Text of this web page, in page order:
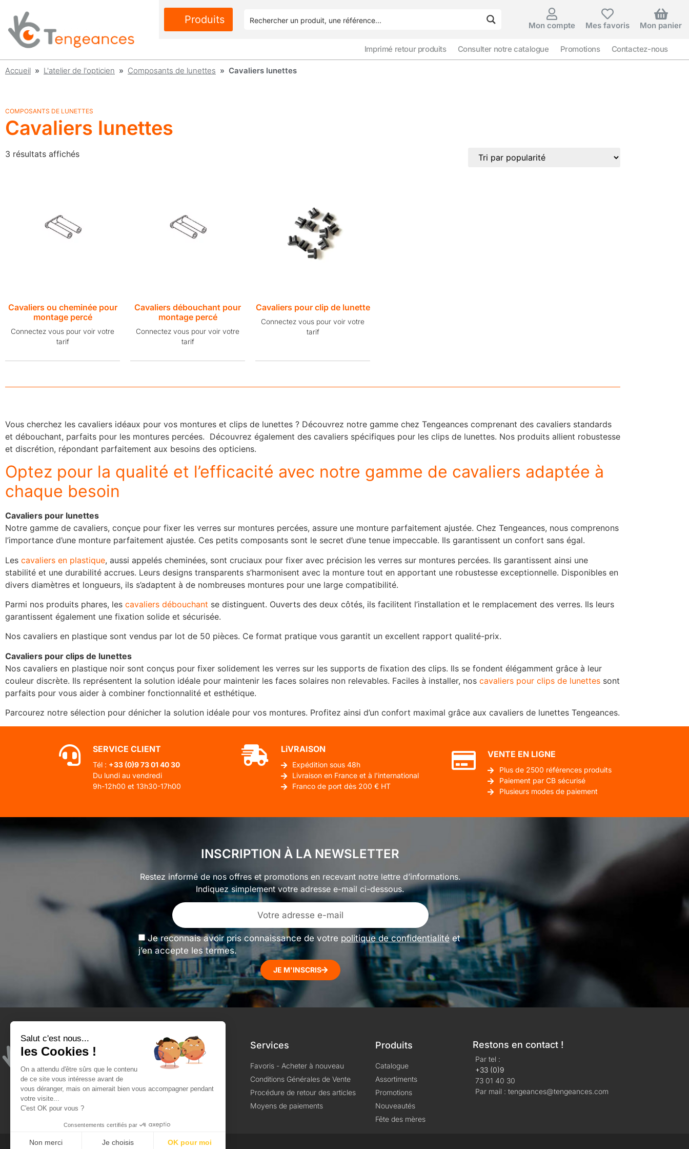
Produits Mon compte Mes favoris Mon panier
Imprimé retour produits Consulter notre catalogue Promotions Contactez-nous
Accueil » L'atelier de l'opticien » Composants de lunettes » Cavaliers lunettes
COMPOSANTS DE LUNETTES
Cavaliers lunettes
3 résultats affichés
Cavaliers ou cheminée pour
montage percé
Connectez vous pour voir votre
tarif
Cavaliers débouchant pour
montage percé
Connectez vous pour voir votre
tarif
Cavaliers pour clip de lunette
Connectez vous pour voir votre
tarif
Vous cherchez les cavaliers idéaux pour vos montures et clips de lunettes ? Découvrez notre gamme chez Tengeances comprenant des cavaliers standards
et débouchant, parfaits pour les montures percées. Découvrez également des cavaliers spécifiques pour les clips de lunettes. Nos produits allient robustesse
et discrétion, répondant parfaitement aux besoins des opticiens.
Optez pour la qualité et l’efficacité avec notre gamme de cavaliers adaptée à
chaque besoin
Cavaliers pour lunettes
Notre gamme de cavaliers, conçue pour fixer les verres sur montures percées, assure une monture parfaitement ajustée. Chez Tengeances, nous comprenons
l’importance d’une monture parfaitement ajustée. Ces petits composants sont le secret d’une tenue impeccable. Ils garantissent un confort sans égal.
Les cavaliers en plastique, aussi appelés cheminées, sont cruciaux pour fixer avec précision les verres sur montures percées. Ils garantissent ainsi une
stabilité et une durabilité accrues. Leurs designs transparents s’harmonisent avec la monture tout en apportant une robustesse exceptionnelle. Disponibles en
divers diamètres et longueurs, ils s’adaptent à de nombreuses montures pour une large compatibilité.
Parmi nos produits phares, les cavaliers débouchant se distinguent. Ouverts des deux côtés, ils facilitent l’installation et le remplacement des verres. Ils leurs
garantissent également une fixation solide et sécurisée.
Nos cavaliers en plastique sont vendus par lot de 50 pièces. Ce format pratique vous garantit un excellent rapport qualité-prix.
Cavaliers pour clips de lunettes
Nos cavaliers en plastique noir sont conçus pour fixer solidement les verres sur les supports de fixation des clips. Ils se fondent élégamment grâce à leur
couleur discrète. Ils représentent la solution idéale pour maintenir les faces solaires non relevables. Faciles à installer, nos cavaliers pour clips de lunettes sont
parfaits pour vous aider à combiner fonctionnalité et esthétique.
Parcourez notre sélection pour dénicher la solution idéale pour vos montures. Profitez ainsi d’un confort maximal grâce aux cavaliers de lunettes Tengeances.
SERVICE CLIENT
Tél : +33 (0)9 73 01 40 30
Du lundi au vendredi
9h-12h00 et 13h30-17h00
LiVRAISON
Expédition sous 48h
Livraison en France et à l'international
Franco de port dès 200 € HT
VENTE EN LIGNE
Plus de 2500 références produits
Paiement par CB sécurisé
Plusieurs modes de paiement
INSCRIPTION À LA NEWSLETTER
Restez informé de nos offres et promotions en recevant notre lettre d’informations.
Indiquez simplement votre adresse e-mail ci-dessous.
Je reconnais avoir pris connaissance de votre politique de confidentialité et
j’en accepte les termes.
JE M'INSCRIS
Tengeance et moi
Qui sommes-nous ?
Blog - ateliers de l'opticien
Services
Favoris - Acheter à nouveau
Conditions Générales de Vente
Procédure de retour des articles
Moyens de paiements
Produits
Catalogue
Assortiments
Promotions
Nouveautés
Fête des mères
Restons en contact !
Par tel :
+33 (0)9
73 01 40 30
Par mail : tengeances@tengeances.com
Salut c'est nous...
les Cookies !
On a attendu d'être sûrs que le contenu
de ce site vous intéresse avant de
vous déranger, mais on aimerait bien vous accompagner pendant
votre visite...
C'est OK pour vous ?
Consentements certifiés par
Non merci Je choisis OK pour moi